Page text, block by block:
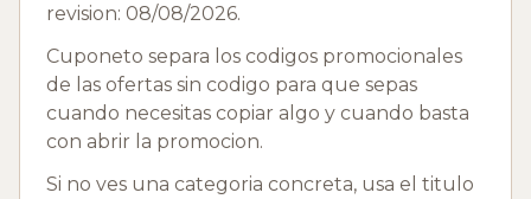
revision: 08/08/2026.
Cuponeto separa los codigos promocionales
de las ofertas sin codigo para que sepas
cuando necesitas copiar algo y cuando basta
con abrir la promocion.
Si no ves una categoria concreta, usa el titulo